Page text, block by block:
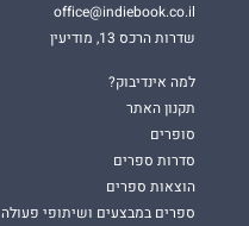
office@indiebook.co.il
שדרות הרכס 13, מודיעין
למה אינדיבוק?
תקנון האתר
סופרים
סדרות ספרים
הוצאות ספרים
ספרים במבצעים ושיתופי פעולה